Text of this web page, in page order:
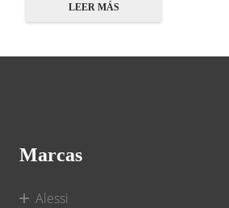
LEER MÁS
Marcas
Alessi